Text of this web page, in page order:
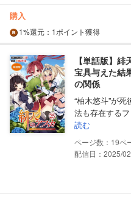
購入
1%還元 ：1ポイント獲得
【単話版】
宝具与えた結
の関係
“柏木悠斗”が
法も存在する
読む
19
配信日：2025/